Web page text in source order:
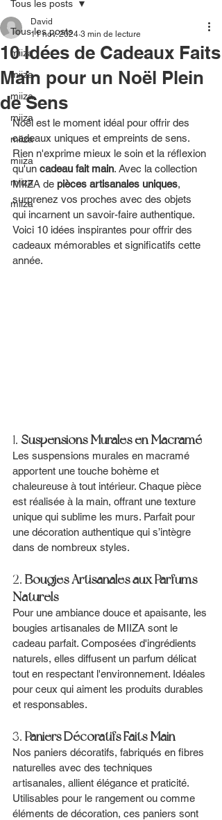
Tous les posts
miiza
miiza
miiza
miiza
miiza
miiza
miiza
miiza
Tous les posts
10 Idées de Cadeaux Faits
Main pour un Noël Plein
de Sens
David
11 nov. 2024 3 min de lecture
Noël est le moment idéal pour offrir des
cadeaux uniques et empreints de sens.
Rien n'exprime mieux le soin et la réflexion
qu'un cadeau fait main. Avec la collection
MIIZA de pièces artisanales uniques,
surprenez vos proches avec des objets
qui incarnent un savoir-faire authentique.
Voici 10 idées inspirantes pour offrir des
cadeaux mémorables et significatifs cette
année.
1. Suspensions Murales en Macramé
Les suspensions murales en macramé
apportent une touche bohème et
chaleureuse à tout intérieur. Chaque pièce
est réalisée à la main, offrant une texture
unique qui sublime les murs. Parfait pour
une décoration authentique qui s’intègre
dans de nombreux styles.
2. Bougies Artisanales aux Parfums
Naturels
Pour une ambiance douce et apaisante, les
bougies artisanales de MIIZA sont le
cadeau parfait. Composées d'ingrédients
naturels, elles diffusent un parfum délicat
tout en respectant l'environnement. Idéales
pour ceux qui aiment les produits durables
et responsables.
3. Paniers Décoratifs Faits Main
Nos paniers décoratifs, fabriqués en fibres
naturelles avec des techniques
artisanales, allient élégance et praticité.
Utilisables pour le rangement ou comme
éléments de décoration, ces paniers sont